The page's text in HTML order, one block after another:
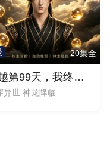
20集全
穿越第99天，我终于集齐七颗龙珠召唤神龙
异世 神龙降临